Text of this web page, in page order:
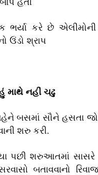
હતો
ભર્યા કરે છે
ઉંડો શ્રાપ
માથે નહીં ચઢુ
બસમાં સૌને હસતા
શરુ કરી.
પછી શરુઆતમાં સાસરે
બતાવવાનો